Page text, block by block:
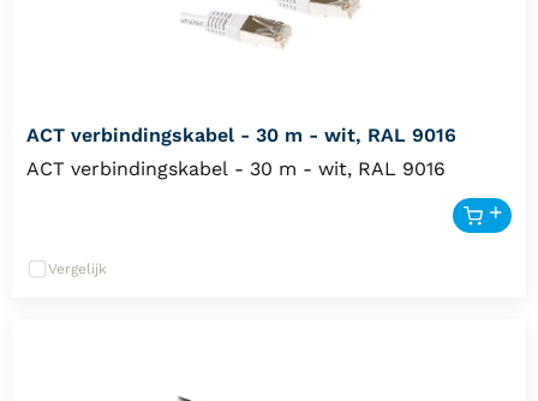
ACT verbindingskabel - 30 m - wit, RAL 9016
ACT verbindingskabel - 30 m - wit, RAL 9016
Vergelijk